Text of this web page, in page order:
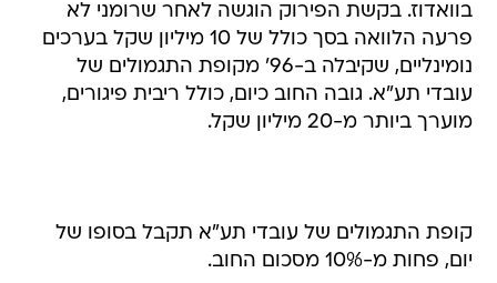
בוואדוז. בקשת הפירוק הוגשה לאחר שרומני לא
פרעה הלוואה בסך כולל של 10 מיליון שקל בערכים
נומינליים, שקיבלה ב-96' מקופת התגמולים של
עובדי תע"א. גובה החוב כיום, כולל ריבית פיגורים,
מוערך ביותר מ-20 מיליון שקל.
קופת התגמולים של עובדי תע"א תקבל בסופו של
יום, פחות מ-10% מסכום החוב.